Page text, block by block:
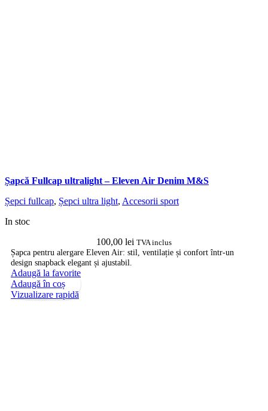
Șapcă Fullcap ultralight – Eleven Air Denim M&S
Șepci fullcap, Șepci ultra light, Accesorii sport
In stoc
100,00 lei TVA inclus
Șapca pentru alergare Eleven Air: stil, ventilație și confort într-un
design snapback elegant și ajustabil.
Adaugă la favorite
Adaugă în coș
Vizualizare rapidă